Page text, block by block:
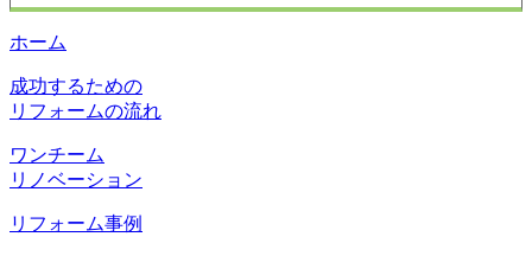
ホーム
成功するための
リフォームの流れ
ワンチーム
リノベーション
リフォーム事例